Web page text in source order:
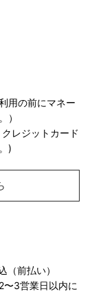
用の前にマネー
）
レジットカード
)
前払い）
〜3営業日以内に